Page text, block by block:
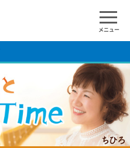
メニュー